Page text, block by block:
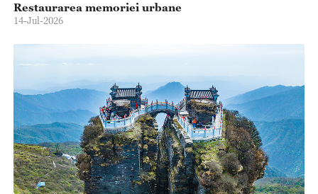
Restaurarea memoriei urbane
14-Jul-2026